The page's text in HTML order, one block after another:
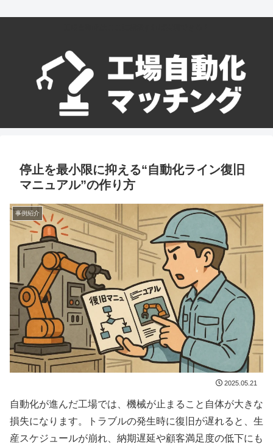
停止を最小限に抑える“自動化ライン復旧
マニュアル”の作り方
事例紹介
2025.05.21
自動化が進んだ工場では、機械が止まること自体が大きな
損失になります。トラブルの発生時に復旧が遅れると、生
産スケジュールが崩れ、納期遅延や顧客満足度の低下にも